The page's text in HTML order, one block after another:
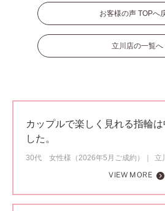
お客様の声 TOPへ
立川店の一覧へ
カップルで楽しく見れる指輪
した。
30代 女性様（2026年5月ご成約）
立
VIEW MORE